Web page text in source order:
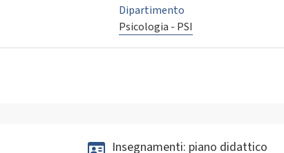
Dipartimento
Psicologia - PSI
Insegnamenti: piano didattico